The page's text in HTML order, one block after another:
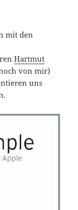
mit den
Hartmut
von mir)
uns